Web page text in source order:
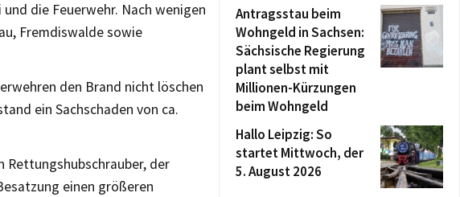
die Feuerwehr. Nach wenigen
Fremdiswalde sowie
den Brand nicht löschen
ein Sachschaden von ca.
Rettungshubschrauber, der
einen größeren
Antragsstau beim
Wohngeld in Sachsen:
Sächsische Regierung
plant selbst mit
Millionen-Kürzungen
beim Wohngeld
Hallo Leipzig: So
startet Mittwoch, der
5. August 2026